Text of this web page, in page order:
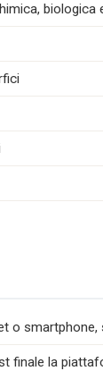
biologica
o
finale la